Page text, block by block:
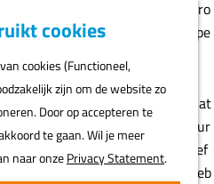
cookies
cookies (Functioneel,
zijn om de website zo
Door op accepteren te
te gaan. Wil je meer
naar onzePrivacy Statement.
Z
e
k
e
n
MENU
Gro
epe
Nat
uur
lief
heb
kaart
INCREMENT P, NRCan, Esri Japan, METI,
NGCC, (c) OpenStreetMap contributors, and the